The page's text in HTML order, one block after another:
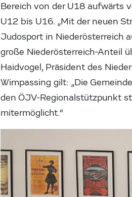
Bereich von der U18 aufwärts
U12 bis U16. „Mit der neuen
Judosport in Niederösterreich
große Niederösterreich-Anteil
Haidvogel, Präsident des
Wimpassing gilt: „Die
den ÖJV-Regionalstützpunkt
mitermöglicht.“